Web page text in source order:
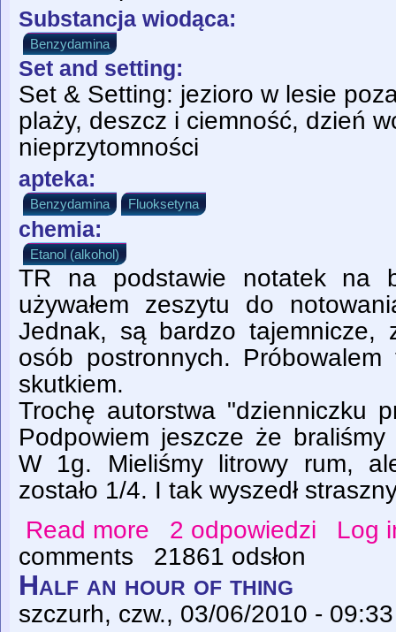
Substancja wiodąca:
Benzydamina
Set and setting:
Set & Setting: jezioro w lesie
plaży, deszcz i ciemność, dzień
nieprzytomności
apteka:
Benzydamina Fluoksetyna
chemia:
Etanol (alkohol)
TR na podstawie notatek na
używałem zeszytu do
Jednak, są bardzo tajemnicze,
osób postronnych.
skutkiem.
Trochę autorstwa "dzienniczku
Podpowiem jeszcze że
W 1g. Mieliśmy litrowy rum,
zostało 1/4. I tak wyszedł
Read more about Świat widziany przez butelkę rumu
2 odpowiedzi
Log
comments
21861 odsłon
Half an hour of thing
szczurh, czw., 03/06/2010 - 09:33